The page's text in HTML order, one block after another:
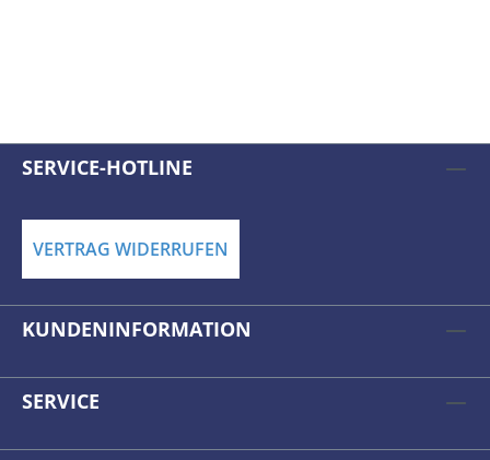
SERVICE-HOTLINE
VERTRAG WIDERRUFEN
KUNDENINFORMATION
SERVICE